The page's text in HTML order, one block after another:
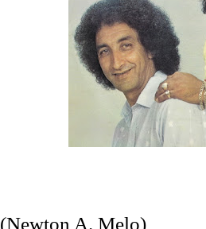
(Newton A. Melo)